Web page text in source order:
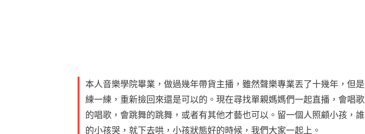
本人音樂學院畢業，做過幾年帶貨主播，雖然聲樂專業丟了十幾年，但是
練一練，重新撿回來還是可以的。現在尋找單親媽媽們一起直播，會唱歌
的唱歌，會跳舞的跳舞，或者有其他才藝也可以。留一個人照顧小孩，誰
的小孩哭，就下去哄，小孩狀態好的時候，我們大家一起上。